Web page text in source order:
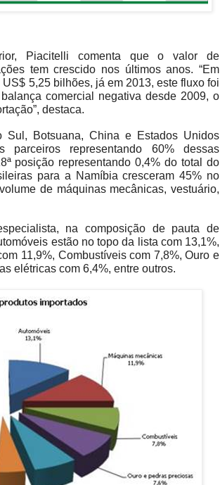
Piacitelli comenta que o valor de
tem crescido nos últimos anos. “Em
5,25 bilhões, já em 2013, este fluxo foi
comercial negativa desde 2009, o
destaca.
Botsuana, China e Estados Unidos
representando 60% dessas
posição representando 0,4% do total do
para a Namíbia cresceram 45% no
de máquinas mecânicas, vestuário,
na composição de pauta de
estão no topo da lista com 13,1%,
11,9%, Combustíveis com 7,8%, Ouro e
elétricas com 6,4%, entre outros.